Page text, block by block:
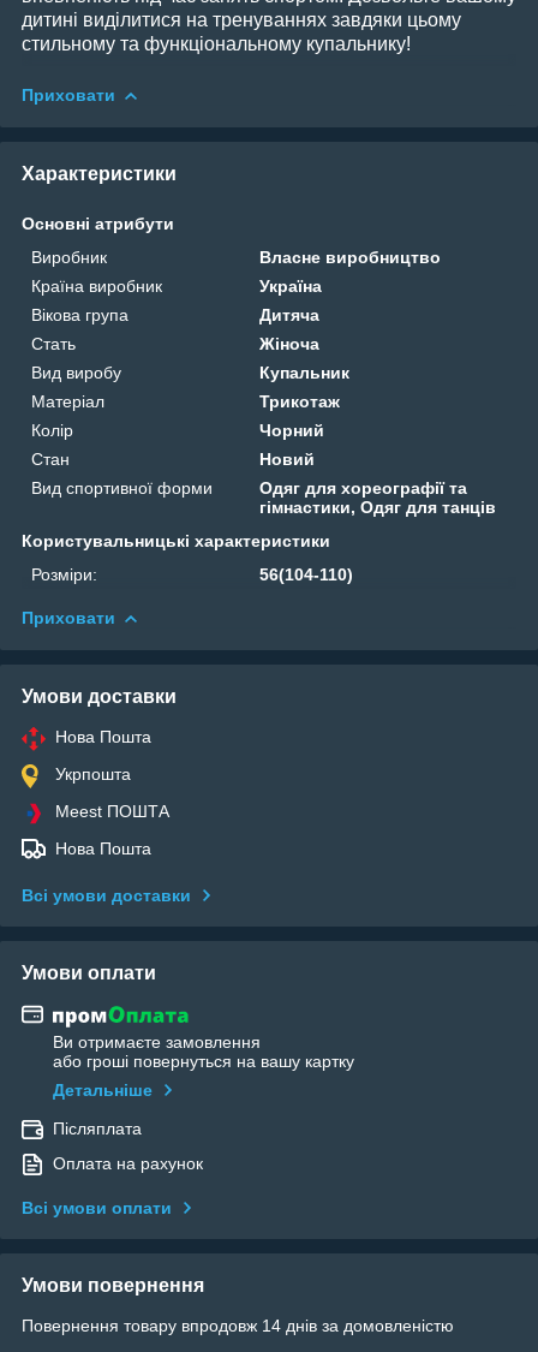
дитині виділитися на тренуваннях завдяки цьому
стильному та функціональному купальнику!
Приховати
Характеристики
Основні атрибути
Виробник
Власне виробництво
Країна виробник
Україна
Вікова група
Дитяча
Стать
Жіноча
Вид виробу
Купальник
Матеріал
Трикотаж
Колір
Чорний
Стан
Новий
Вид спортивної форми
Одяг для хореографії та
гімнастики, Одяг для танців
Користувальницькі характеристики
Розміри:
56(104-110)
Приховати
Умови доставки
Нова Пошта
Укрпошта
Meest ПОШТА
Нова Пошта
Всі умови доставки
Умови оплати
Ви отримаєте замовлення
або гроші повернуться на вашу картку
Детальніше
Післяплата
Оплата на рахунок
Всі умови оплати
Умови повернення
Повернення товару впродовж 14 днів за домовленістю